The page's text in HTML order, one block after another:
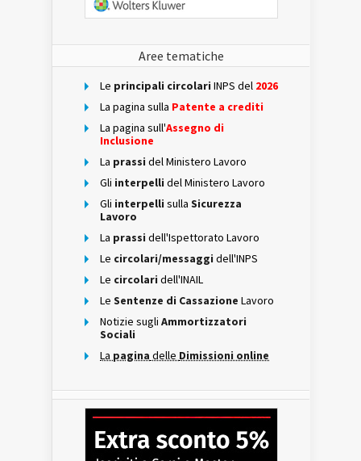
Aree tematiche
Le principali circolari INPS del 2026
La pagina sulla Patente a crediti
La pagina sull'Assegno di
Inclusione
La prassi del Ministero Lavoro
Gli interpelli del Ministero Lavoro
Gli interpelli sulla Sicurezza
Lavoro
La prassi dell'Ispettorato Lavoro
Le circolari/messaggi dell'INPS
Le circolari dell'INAIL
Le Sentenze di Cassazione Lavoro
Notizie sugli Ammortizzatori
Sociali
La pagina delle Dimissioni online